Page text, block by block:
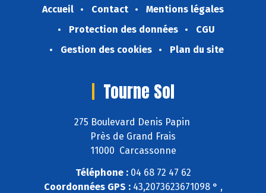
Accueil Contact
Mentions légales
Protection des données
CGU
Gestion des cookies
Plan du site
Tourne Sol
275 Boulevard Denis Papin
Près de Grand Frais
11000 Carcassonne
Téléphone :04 68 72 47 62
Coordonnées GPS :43,2073623671098 ° ,